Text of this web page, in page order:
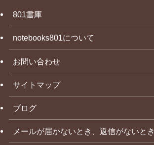
801書庫
notebooks801について
お問い合わせ
サイトマップ
ブログ
メールが届かないとき、返信がないとき